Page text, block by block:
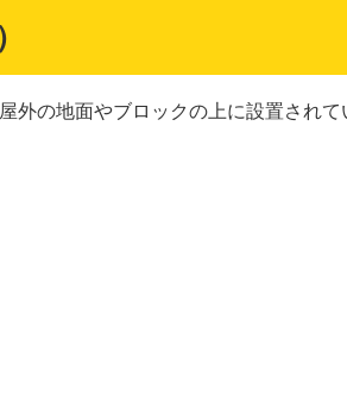
外の地面やブロックの上に設置され